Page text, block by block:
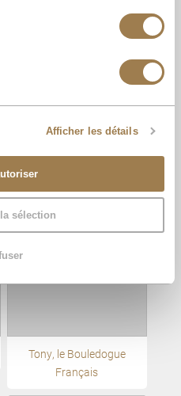
Afficher les détails
sélection
Maiko, le Golden
Tony, le Bouledogue
Français